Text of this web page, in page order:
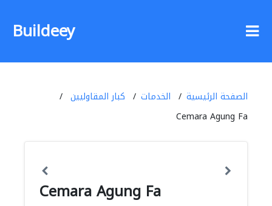
Buildeey
الصفحة الرئيسية الخدمات
كبار المقاوليين
Cemara Agung Fa
Cemara Agung Fa